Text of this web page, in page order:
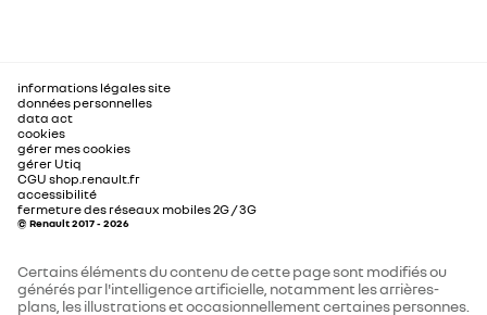
informations légales site
données personnelles
data act
cookies
gérer mes cookies
gérer Utiq
CGU shop.renault.fr
accessibilité
fermeture des réseaux mobiles 2G / 3G
© Renault 2017 - 2026
Certains éléments du contenu de cette page sont modifiés ou
générés par l'intelligence artificielle, notamment les arrières-
plans, les illustrations et occasionnellement certaines personnes.